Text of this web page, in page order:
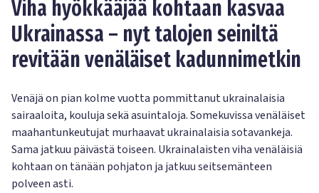
Viha hyökkääjää kohtaan kasvaa
Ukrainassa – nyt talojen seiniltä
revitään venäläiset kadunnimetkin
Venäjä on pian kolme vuotta pommittanut ukrainalaisia
sairaaloita, kouluja sekä asuintaloja. Somekuvissa venäläiset
maahantunkeutujat murhaavat ukrainalaisia sotavankeja.
Sama jatkuu päivästä toiseen. Ukrainalaisten viha venäläisiä
kohtaan on tänään pohjaton ja jatkuu seitsemänteen
polveen asti.